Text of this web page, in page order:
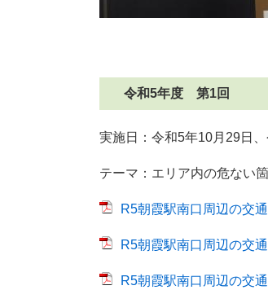
令和5年度 第1回
実施日：令和5年10月29日
テーマ：エリア内の危ない
R5朝霞駅南口周辺の交
R5朝霞駅南口周辺の交
R5朝霞駅南口周辺の交